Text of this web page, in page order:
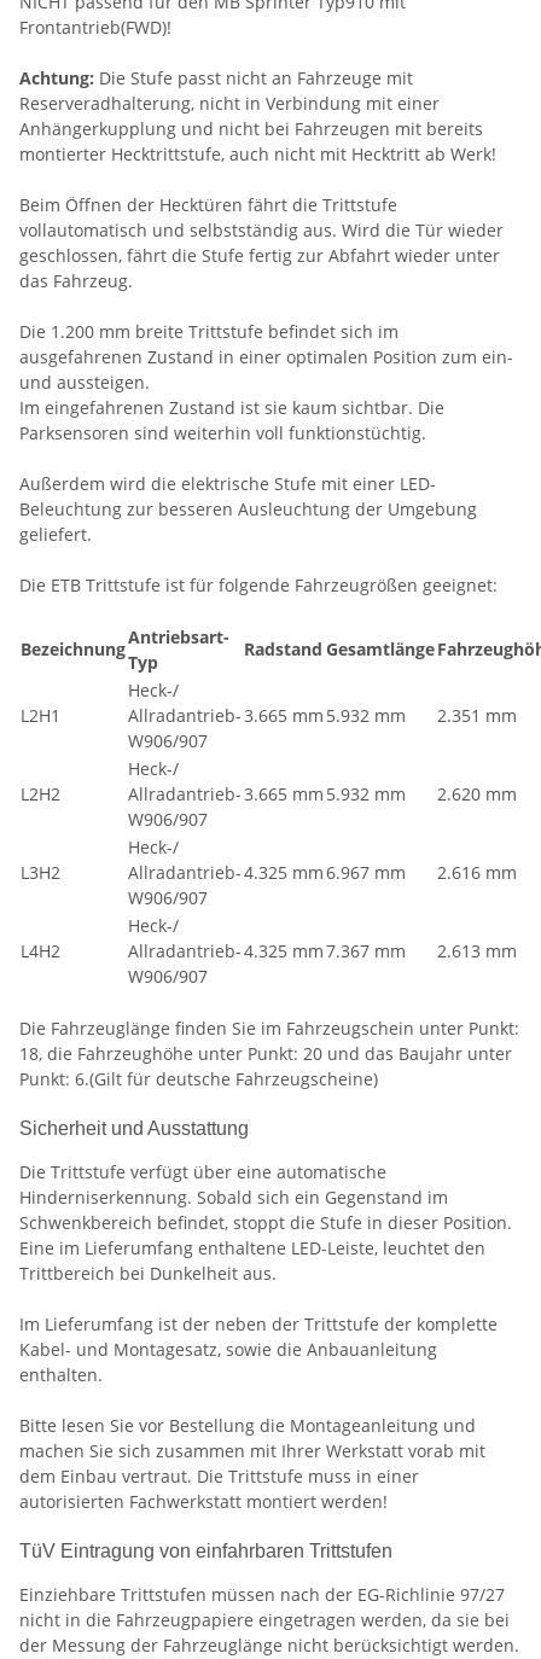
Frontantrieb(FWD)!
Achtung: Die Stufe passt nicht an Fahrzeuge mit
Reserveradhalterung, nicht in Verbindung mit einer
Anhängerkupplung und nicht bei Fahrzeugen mit bereits
montierter Hecktrittstufe, auch nicht mit Hecktritt ab Werk!
Beim Öffnen der Hecktüren fährt die Trittstufe
vollautomatisch und selbstständig aus. Wird die Tür wieder
geschlossen, fährt die Stufe fertig zur Abfahrt wieder unter
das Fahrzeug.
Die 1.200 mm breite Trittstufe befindet sich im
ausgefahrenen Zustand in einer optimalen Position zum ein-
und aussteigen.
Im eingefahrenen Zustand ist sie kaum sichtbar. Die
Parksensoren sind weiterhin voll funktionstüchtig.
Außerdem wird die elektrische Stufe mit einer LED-
Beleuchtung zur besseren Ausleuchtung der Umgebung
geliefert.
Die ETB Trittstufe ist für folgende Fahrzeugrößen geeignet:
Bezeichnung
Antriebsart-
Typ
Radstand Gesamtlänge
L2H1
Heck-/
Allradantrieb-
W906/907
3.665 mm 5.932 mm 2.351 mm
L2H2
Heck-/
Allradantrieb-
W906/907
3.665 mm 5.932 mm 2.620 mm
L3H2
Heck-/
Allradantrieb-
W906/907
4.325 mm6.967 mm 2.616 mm
L4H2
Heck-/
Allradantrieb-
W906/907
4.325 mm7.367 mm 2.613 mm
Die Fahrzeuglänge finden Sie im Fahrzeugschein unter Punkt:
18, die Fahrzeughöhe unter Punkt: 20 und das Baujahr unter
Punkt: 6.(Gilt für deutsche Fahrzeugscheine)
Sicherheit und Ausstattung
Die Trittstufe verfügt über eine automatische
Hinderniserkennung. Sobald sich ein Gegenstand im
Schwenkbereich befindet, stoppt die Stufe in dieser Position.
Eine im Lieferumfang enthaltene LED-Leiste, leuchtet den
Trittbereich bei Dunkelheit aus.
Im Lieferumfang ist der neben der Trittstufe der komplette
Kabel- und Montagesatz, sowie die Anbauanleitung
enthalten.
Bitte lesen Sie vor Bestellung die Montageanleitung und
machen Sie sich zusammen mit Ihrer Werkstatt vorab mit
dem Einbau vertraut. Die Trittstufe muss in einer
autorisierten Fachwerkstatt montiert werden!
TüV Eintragung von einfahrbaren Trittstufen
Einziehbare Trittstufen müssen nach der EG-Richlinie 97/27
nicht in die Fahrzeugpapiere eingetragen werden, da sie bei
der Messung der Fahrzeuglänge nicht berücksichtigt werden.